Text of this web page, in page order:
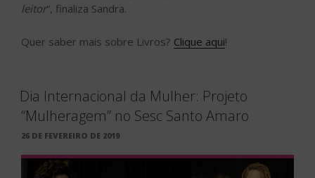
leitor“, finaliza Sandra.
Quer saber mais sobre Livros? Clique aqui!
Dia Internacional da Mulher: Projeto
“Mulheragem” no Sesc Santo Amaro
PUBLICADO
26 DE FEVEREIRO DE 2019